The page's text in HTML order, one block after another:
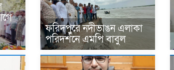
ফরিদপুরে নদীভাঙন এলাকা
পরিদর্শনে এমপি বাবুল